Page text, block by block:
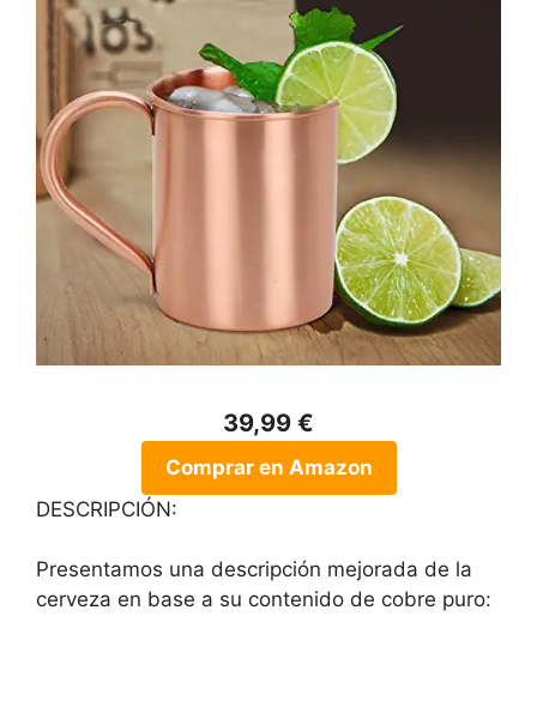
39,99 €
Comprar en Amazon
DESCRIPCIÓN:
Presentamos una descripción mejorada de la
cerveza en base a su contenido de cobre puro: